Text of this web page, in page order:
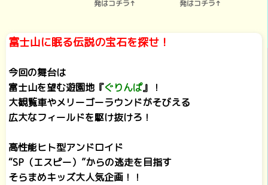
発はコチラ↑
発はコチラ↑
富士山に眠る伝説の宝石を探せ！
今回の舞台は
富士山を望む遊園地『ぐりんぱ』！
大観覧車やメリーゴーラウンドがそびえる
広大なフィールドを駆け抜けろ！
高性能ヒト型アンドロイド
“SP（エスピー）”からの逃走を目指す
そらまめキッズ大人気企画！！